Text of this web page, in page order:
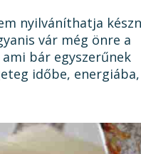
nyilváníthatja
vár még önre a
bár egyszerűnek
időbe,